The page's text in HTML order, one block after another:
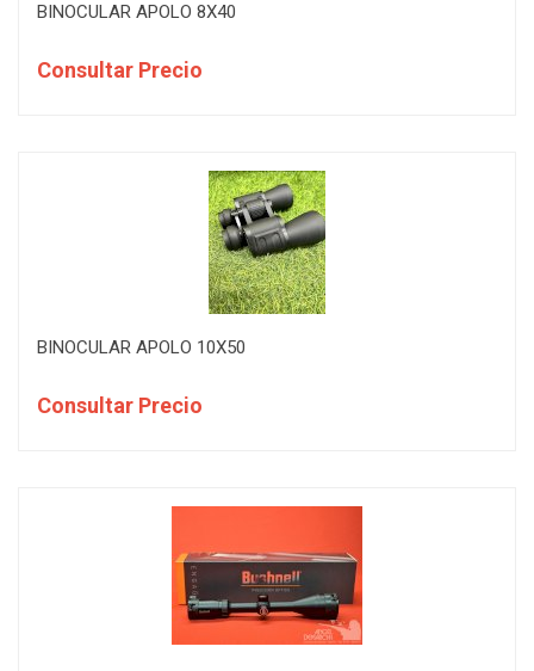
BINOCULAR APOLO 8X40
Consultar Precio
BINOCULAR APOLO 10X50
Consultar Precio